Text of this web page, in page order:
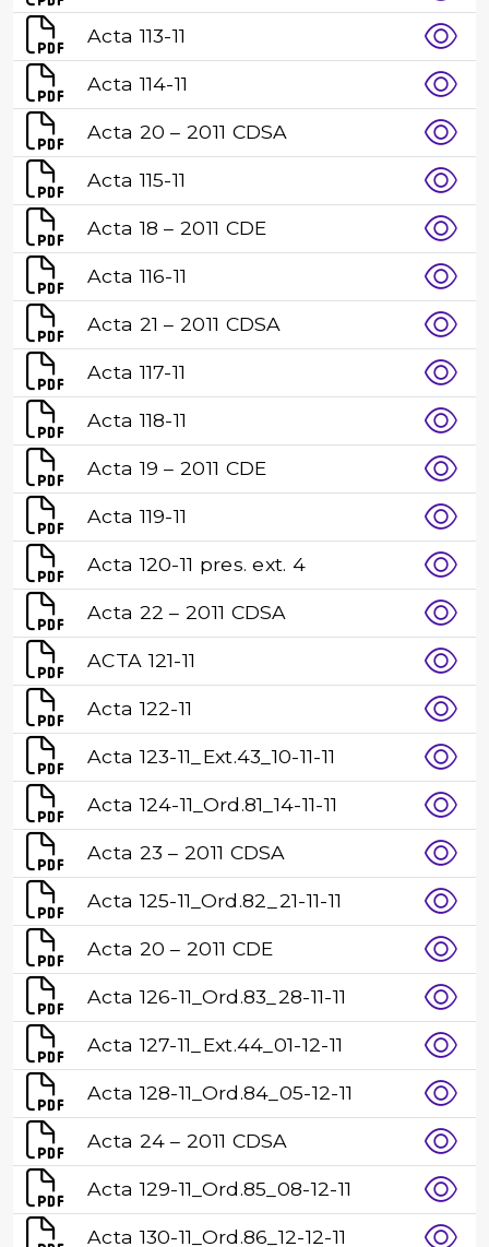
Acta 113-11
Acta 114-11
Acta 20 – 2011 CDSA
Acta 115-11
Acta 18 – 2011 CDE
Acta 116-11
Acta 21 – 2011 CDSA
Acta 117-11
Acta 118-11
Acta 19 – 2011 CDE
Acta 119-11
Acta 120-11 pres. ext. 4
Acta 22 – 2011 CDSA
ACTA 121-11
Acta 122-11
Acta 123-11_Ext.43_10-11-11
Acta 124-11_Ord.81_14-11-11
Acta 23 – 2011 CDSA
Acta 125-11_Ord.82_21-11-11
Acta 20 – 2011 CDE
Acta 126-11_Ord.83_28-11-11
Acta 127-11_Ext.44_01-12-11
Acta 128-11_Ord.84_05-12-11
Acta 24 – 2011 CDSA
Acta 129-11_Ord.85_08-12-11
Acta 130-11_Ord.86_12-12-11